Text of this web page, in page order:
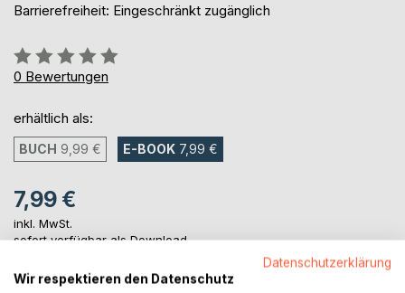
Barrierefreiheit: Eingeschränkt zugänglich
Bewertung::
0%
0 Bewertungen
erhältlich als:
BUCH 9,99 € E-BOOK 7,99 €
7,99 €
inkl. MwSt.
sofort verfügbar als Download
Datenschutzerklärung
Wir respektieren den Datenschutz